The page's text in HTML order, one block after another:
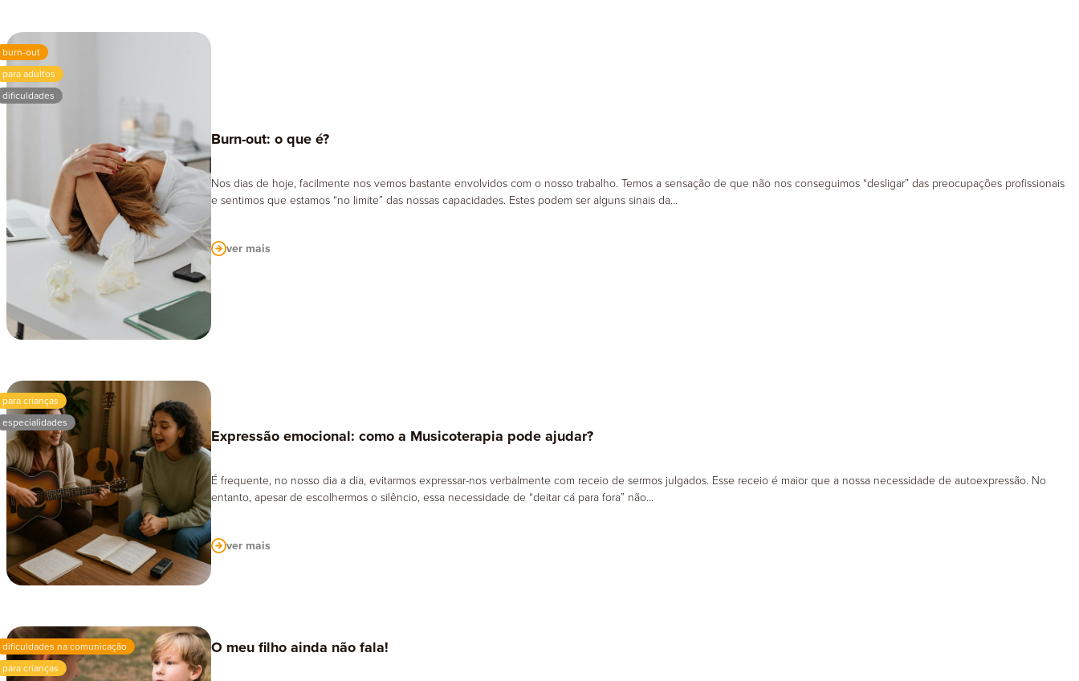
burn-out
para adultos
dificuldades
Burn-out: o que é?
Nos dias de hoje, facilmente nos vemos bastante envolvidos com o nosso trabalho. Temos a sensação de que não nos conseguimos “desligar” das preocupações profissionais
e sentimos que estamos “no limite” das nossas capacidades. Estes podem ser alguns sinais da…
ver mais
para crianças
especialidades
Expressão emocional: como a Musicoterapia pode ajudar?
É frequente, no nosso dia a dia, evitarmos expressar-nos verbalmente com receio de sermos julgados. Esse receio é maior que a nossa necessidade de autoexpressão. No
entanto, apesar de escolhermos o silêncio, essa necessidade de “deitar cá para fora” não…
ver mais
dificuldades na comunicação
para crianças
O meu filho ainda não fala!